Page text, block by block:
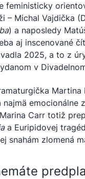
feministicky
– Michal Vajdička
) a naposledy
aj inscenované
2025, a to z
v
emocionálne
Carr totiž
a Euripidovej
snahám zlomená